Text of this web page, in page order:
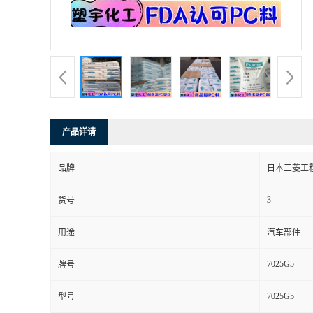
产品详请
品牌 日本三菱工
货号 3
用途 汽车部件
牌号 7025G5
型号 7025G5